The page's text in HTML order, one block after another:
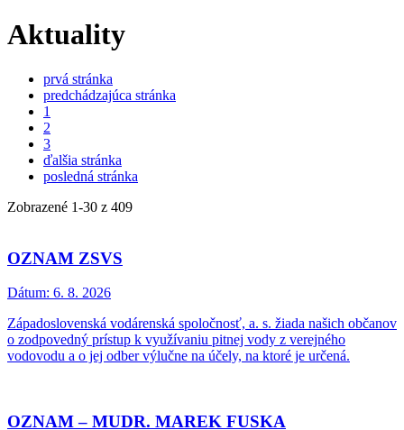
Aktuality
prvá stránka
predchádzajúca stránka
1
2
3
ďalšia stránka
posledná stránka
Zobrazené 1-30 z 409
OZNAM ZSVS
Dátum: 6. 8. 2026
Západoslovenská vodárenská spoločnosť, a. s. žiada našich občanov
o zodpovedný prístup k využívaniu pitnej vody z verejného
vodovodu a o jej odber výlučne na účely, na ktoré je určená.
OZNAM – MUDR. MAREK FUSKA